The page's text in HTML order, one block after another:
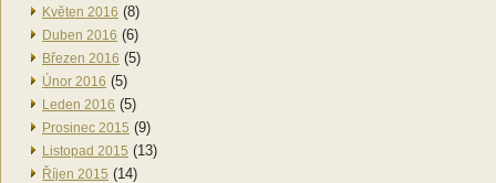
Květen 2016 (8)
Duben 2016 (6)
Březen 2016 (5)
Únor 2016 (5)
Leden 2016 (5)
Prosinec 2015 (9)
Listopad 2015 (13)
Říjen 2015 (14)